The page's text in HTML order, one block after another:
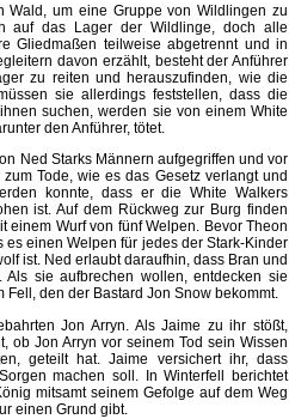
Wald, um eine Gruppe von Wildlingen zu
auf das Lager der Wildlinge, doch alle
Gliedmaßen teilweise abgetrennt und in
davon erzählt, besteht der Anführer
zu reiten und herauszufinden, wie die
sie allerdings feststellen, dass die
suchen, werden sie von einem White
den Anführer, tötet.
Ned Starks Männern aufgegriffen und vor
Tode, wie es das Gesetz verlangt und
konnte, dass er die White Walkers
ist. Auf dem Rückweg zur Burg finden
einem Wurf von fünf Welpen. Bevor Theon
einen Welpen für jedes der Stark-Kinder
ist. Ned erlaubt daraufhin, dass Bran und
sie aufbrechen wollen, entdecken sie
den der Bastard Jon Snow bekommt.
Jon Arryn. Als Jaime zu ihr stößt,
ob Jon Arryn vor seinem Tod sein Wissen
geteilt hat. Jaime versichert ihr, dass
machen soll. In Winterfell berichtet
mitsamt seinem Gefolge auf dem Weg
einen Grund gibt.